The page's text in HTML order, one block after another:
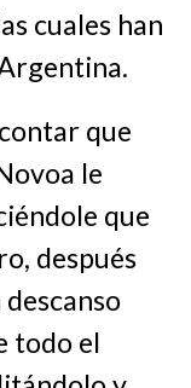
cuales han
que
le
que
después
todo el